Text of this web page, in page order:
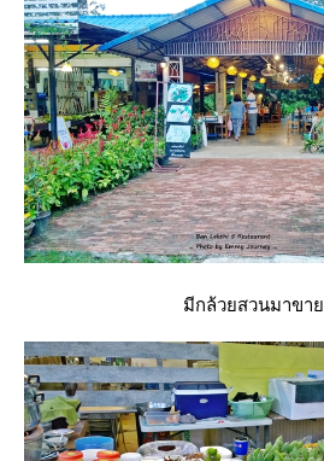
มีกล้วยสวนมาข